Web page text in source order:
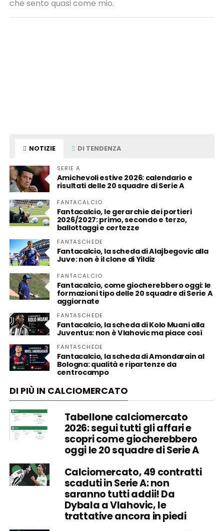
che sento quasi come mio.
NOTIZIE DI TENDENZA
SERIE A
Amichevoli estive 2026: calendario e
risultati delle 20 squadre di Serie A
FANTACALCIO
Fantacalcio, le gerarchie dei portieri
2026/2027: primo, secondo e terzo,
ballottaggi e certezze
FANTASCHEDE
Fantacalcio, la scheda di Alajbegovic alla
Juve: non è il clone di Yildiz
FANTACALCIO
Fantacalcio, come giocherebbero oggi: le
formazioni tipo delle 20 squadre di Serie A
aggiornate
FANTASCHEDE
Fantacalcio, la scheda di Kolo Muani alla
Juventus: non è Vlahovic ma piace così
FANTASCHEDE
Fantacalcio, la scheda di Amondarain al
Bologna: qualità e ripartenze da
centrocampo
DI PIÙ IN CALCIOMERCATO
Tabellone calciomercato
2026: segui tutti gli affari e
scopri come giocherebbero
oggi le 20 squadre di Serie A
Calciomercato, 49 contratti
scaduti in Serie A: non
saranno tutti addii! Da
Dybala a Vlahovic, le
trattative ancora in piedi